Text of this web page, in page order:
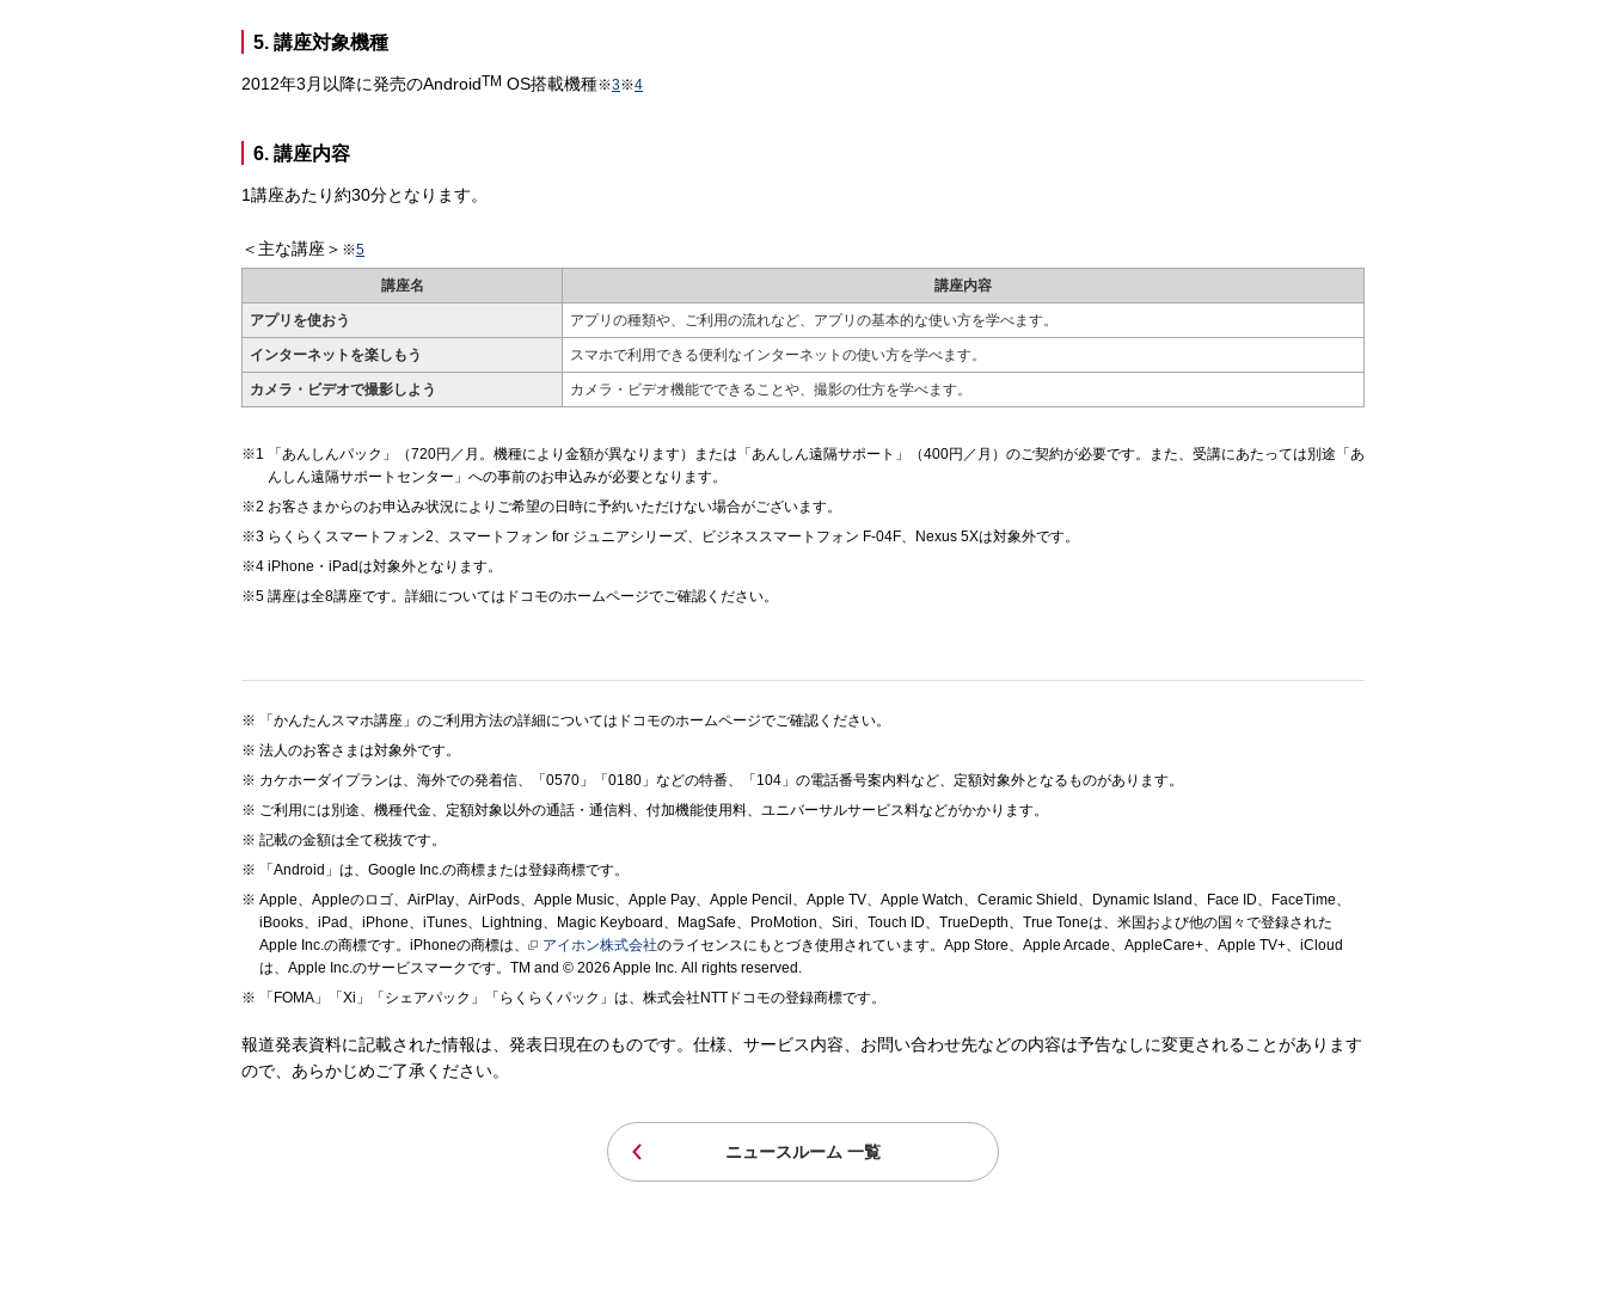
5. 講座対象機種
2012年3月以降に発売のAndroidTM OS搭載機種※3※4
6. 講座内容
1講座あたり約30分となります。
＜主な講座＞ ※5
講座名 講座内容
アプリを使おう アプリの種類や、ご利用の流れなど、アプリの基本的な使い方を学べます。
インターネットを楽しもう スマホで利用できる便利なインターネットの使い方を学べます。
カメラ・ビデオで撮影しよう カメラ・ビデオ機能でできることや、撮影の仕方を学べます。
「あんしんパック」（720円／月。機種により金額が異なります）または「あんしん遠隔サポート」（400円／月）のご契約が必要です。また、受講にあたっては別途「あ
んしん遠隔サポートセンター」への事前のお申込みが必要となります。
お客さまからのお申込み状況によりご希望の日時に予約いただけない場合がございます。
らくらくスマートフォン2、スマートフォン for ジュニアシリーズ、ビジネススマートフォン F-04F、Nexus 5Xは対象外です。
iPhone・iPadは対象外となります。
講座は全8講座です。詳細についてはドコモのホームページでご確認ください。
「かんたんスマホ講座」のご利用方法の詳細についてはドコモのホームページでご確認ください。
法人のお客さまは対象外です。
カケホーダイプランは、海外での発着信、「0570」「0180」などの特番、「104」の電話番号案内料など、定額対象外となるものがあります。
ご利用には別途、機種代金、定額対象以外の通話・通信料、付加機能使用料、ユニバーサルサービス料などがかかります。
記載の金額は全て税抜です。
「Android」は、Google Inc.の商標または登録商標です。
Apple、Appleのロゴ、AirPlay、AirPods、Apple Music、Apple Pay、Apple Pencil、Apple TV、Apple Watch、Ceramic Shield、Dynamic Island、Face ID、FaceTime、
iBooks、iPad、iPhone、iTunes、Lightning、Magic Keyboard、MagSafe、ProMotion、Siri、Touch ID、TrueDepth、True Toneは、米国および他の国々で登録された
Apple Inc.の商標です。iPhoneの商標は、
アイホン株式会社のライセンスにもとづき使用されています。App Store、Apple Arcade、AppleCare+、Apple TV+、iCloud
は、Apple Inc.のサービスマークです。TM and © 2026 Apple Inc. All rights reserved.
「FOMA」「Xi」「シェアパック」「らくらくパック」は、株式会社NTTドコモの登録商標です。
報道発表資料に記載された情報は、発表日現在のものです。仕様、サービス内容、お問い合わせ先などの内容は予告なしに変更されることがあります
ので、あらかじめご了承ください。
ニュースルーム 一覧